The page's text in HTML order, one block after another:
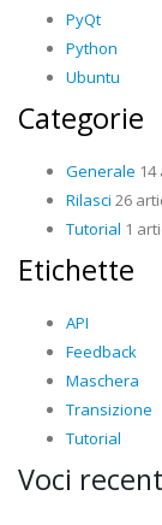
PyQt
Python
Ubuntu
Categorie
Generale 14
Rilasci 26
Tutorial 1
Etichette
API
Feedback
Maschera
Transizione
Tutorial
Voci